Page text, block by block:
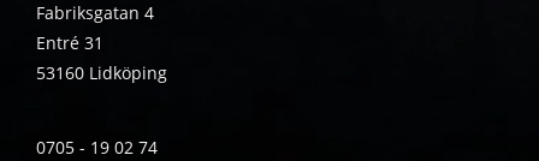
Fabriksgatan 4
Entré 31
53160 Lidköping
0705 - 19 02 74